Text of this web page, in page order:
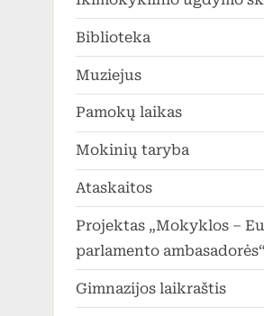
Biblioteka
Muziejus
Pamokų laikas
Mokinių taryba
Ataskaitos
Projektas „Mokyklos –
parlamento ambasadorės“
Gimnazijos laikraštis